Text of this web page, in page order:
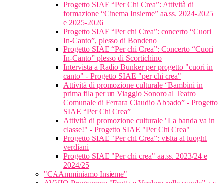
Progetto SIAE “Per Chi Crea”: Attività di
formazione “Cinema Insieme” aa.ss. 2024-2025
e 2025-2026
Progetto SIAE “Per chi Crea”: concerto “Cuori
In-Canto”, plesso di Bondeno
Progetto SIAE “Per chi Crea”: Concerto “Cuori
In-Canto” plesso di Scortichino
Intervista a Radio Bunker per progetto "cuori in
canto" - Progetto SIAE "per chi crea"
Attività di promozione culturale “Bambini in
prima fila per un Viaggio Sonoro al Teatro
Comunale di Ferrara Claudio Abbado” - Progetto
SIAE “Per Chi Crea”
Attività di promozione culturale "La banda va in
classe!" - Progetto SIAE "Per Chi Crea"
Progetto SIAE “Per chi Crea”: visita ai luoghi
verdiani
Progetto SIAE "Per chi crea" aa.ss. 2023/24 e
2024/25
"CAAmminiamo Insieme"